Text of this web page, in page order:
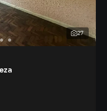
27